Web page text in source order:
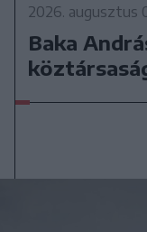
2026. augusztus
Baka